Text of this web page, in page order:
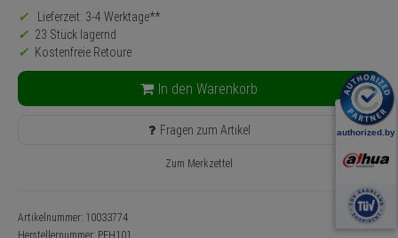
Lieferzeit: 3-4 Werktage**
23 Stück lagernd
Kostenfreie Retoure
In den Warenkorb
Fragen zum Artikel
Zum Merkzettel
Artikelnummer: 10033774
Herstellernummer: PFH101